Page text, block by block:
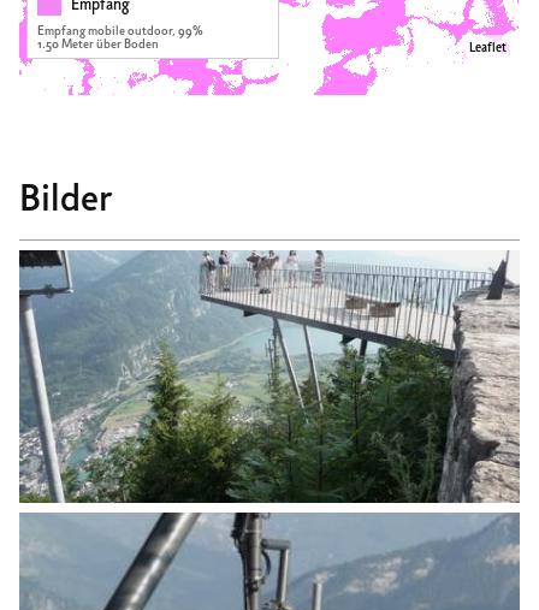
Leaflet
Empfang
Empfang mobile outdoor, 99%
1.50 Meter über Boden
Bilder